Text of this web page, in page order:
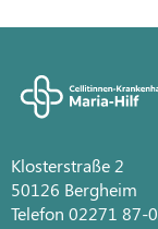
Klosterstraße 2
50126 Bergheim
Telefon 02271 87-0